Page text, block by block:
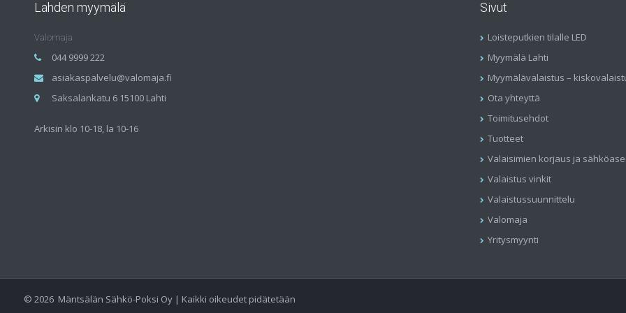
Lahden myymälä
Valomaja
044 9999 222
asiakaspalvelu@valomaja.fi
Saksalankatu 6 15100 Lahti
Arkisin klo 10-18, la 10-16
Sivut
Loisteputkien tilalle LED
Myymälä Lahti
Myymälävalaistus –
Ota yhteyttä
Toimitusehdot
Tuotteet
Valaisimien korjaus ja
Valaistus vinkit
Valaistussuunnittelu
Valomaja
Yritysmyynti
© 2026 Mäntsälän Sähkö-Poksi Oy | Kaikki oikeudet pidätetään